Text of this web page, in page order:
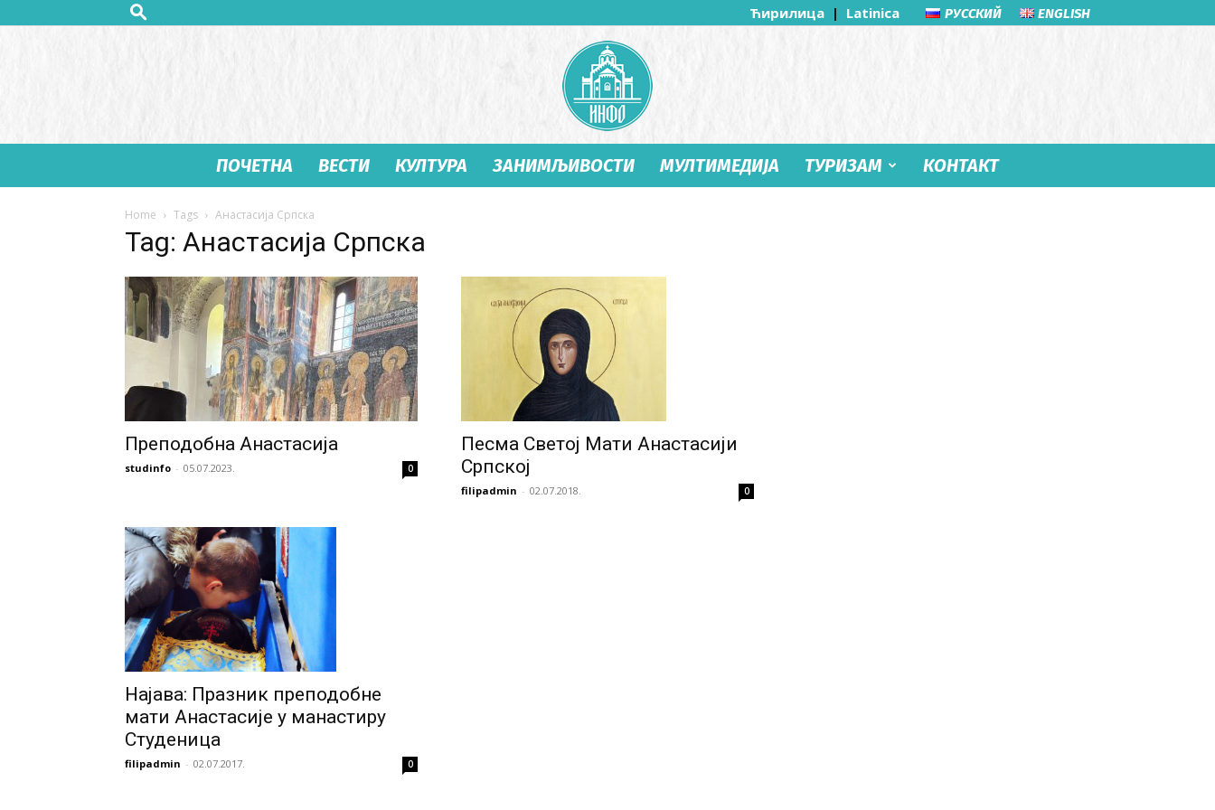
Ћирилица | Latinica РУССКИЙ ENGLISH
Студеница
Инфо
ПОЧЕТНА ВЕСТИ КУЛТУРА ЗАНИМЉИВОСТИ МУЛТИМЕДИЈА ТУРИЗАМ КОНТАКТ
Home Tags Анастасија Српска
Tag: Анастасија Српска
Преподобна Анастасија
studinfo - 05.07.2023. 0
Песма Светој Мати Анастасији
Српској
filipadmin - 02.07.2018. 0
Најава: Празник преподобне
мати Анастасије у манастиру
Студеница
filipadmin - 02.07.2017. 0